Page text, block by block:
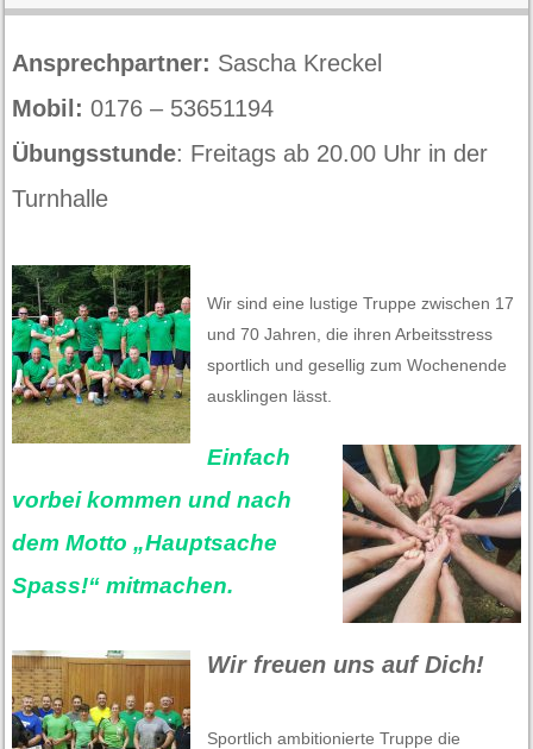
Ansprechpartner: Sascha Kreckel
Mobil: 0176 – 53651194
Übungsstunde: Freitags ab 20.00 Uhr in der
Turnhalle
Wir sind eine lustige Truppe zwischen 17
und 70 Jahren, die ihren Arbeitsstress
sportlich und gesellig zum Wochenende
ausklingen lässt.
Einfach
vorbei kommen und nach
dem Motto „Hauptsache
Spass!“ mitmachen.
Wir freuen uns auf Dich!
Sportlich ambitionierte Truppe die